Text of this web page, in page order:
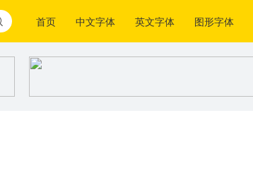
首页 中文字体 英文字体 图形字体